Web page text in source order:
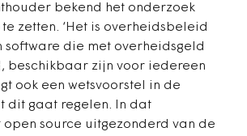
bekend het onderzoek
zetten. ‘Het is overheidsbeleid
software die met overheidsgeld
beschikbaar zijn voor iedereen
ook een wetsvoorstel in de
dit gaat regelen. In dat
open source uitgezonderd van de